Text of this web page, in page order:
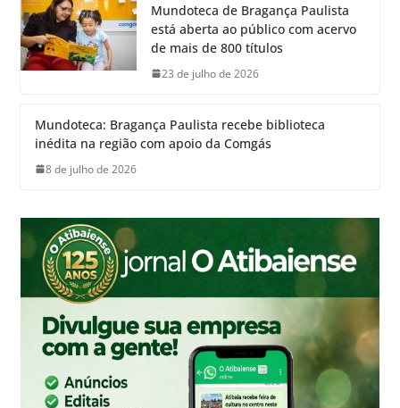
Mundoteca de Bragança Paulista
está aberta ao público com acervo
de mais de 800 títulos
23 de julho de 2026
Mundoteca: Bragança Paulista recebe biblioteca
inédita na região com apoio da Comgás
8 de julho de 2026